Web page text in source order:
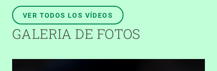
VER TODOS LOS VÍDEOS
GALERIA DE FOTOS